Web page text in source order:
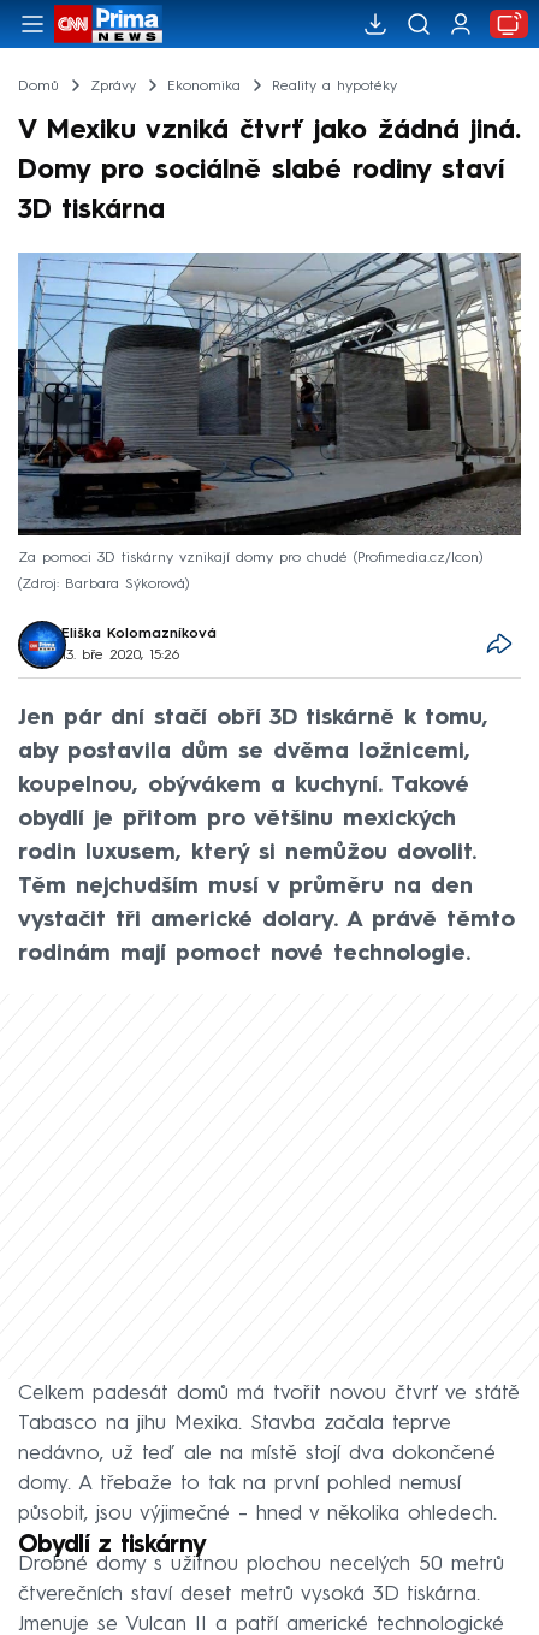
Domů Zprávy Ekonomika Reality a hypotéky
V Mexiku vzniká čtvrť jako žádná jiná.
Domy pro sociálně slabé rodiny staví
3D tiskárna
Za pomoci 3D tiskárny vznikají domy pro chudé (Profimedia.cz/Icon)
Zdroj: Barbara Sýkorová
Eliška Kolomazníková
13. bře 2020, 15:26
Jen pár dní stačí obří 3D tiskárně k tomu,
aby postavila dům se dvěma ložnicemi,
koupelnou, obývákem a kuchyní. Takové
obydlí je přitom pro většinu mexických
rodin luxusem, který si nemůžou dovolit.
Těm nejchudším musí v průměru na den
vystačit tři americké dolary. A právě těmto
rodinám mají pomoct nové technologie.
Celkem padesát domů má tvořit novou čtvrť ve státě
Tabasco na jihu Mexika. Stavba začala teprve
nedávno, už teď ale na místě stojí dva dokončené
domy. A třebaže to tak na první pohled nemusí
působit, jsou výjimečné – hned v několika ohledech.
Obydlí z tiskárny
Drobné domy s užitnou plochou necelých 50 metrů
čtverečních staví deset metrů vysoká 3D tiskárna.
Jmenuje se Vulcan II a patří americké technologické